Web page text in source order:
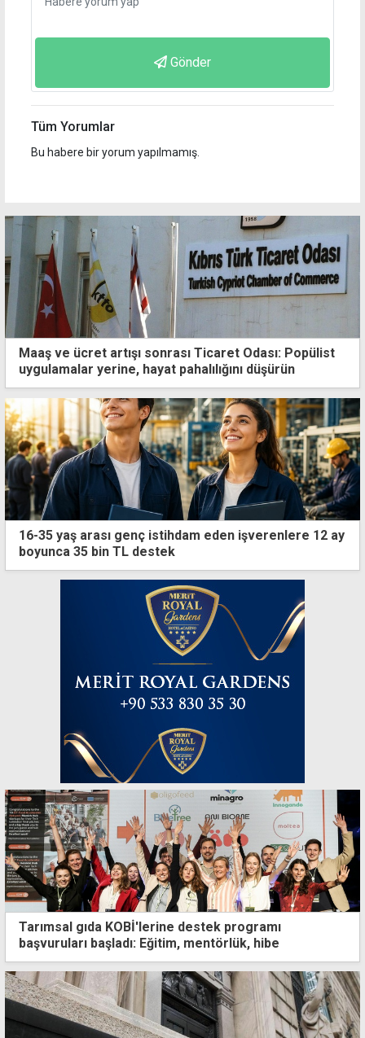
Gönder
Tüm Yorumlar
Bu habere bir yorum yapılmamış.
Maaş ve ücret artışı sonrası Ticaret Odası: Popülist
uygulamalar yerine, hayat pahalılığını düşürün
16-35 yaş arası genç istihdam eden işverenlere 12 ay
boyunca 35 bin TL destek
Tarımsal gıda KOBİ'lerine destek programı
başvuruları başladı: Eğitim, mentörlük, hibe